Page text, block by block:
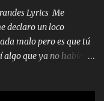
los trece y hasta la
bueno pero si me
uno con el otro no se
amigo que está en
Vuitton son mis
Lyrics Me
declaro un loco
malo pero es que tú
que ya no había